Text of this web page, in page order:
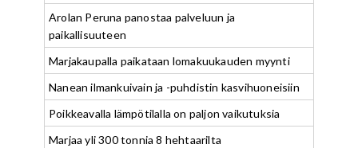
Arolan Peruna panostaa palveluun ja
paikallisuuteen
Marjakaupalla paikataan lomakuukauden myynti
Nanean ilmankuivain ja -puhdistin kasvihuoneisiin
Poikkeavalla lämpötilalla on paljon vaikutuksia
Marjaa yli 300 tonnia 8 hehtaarilta